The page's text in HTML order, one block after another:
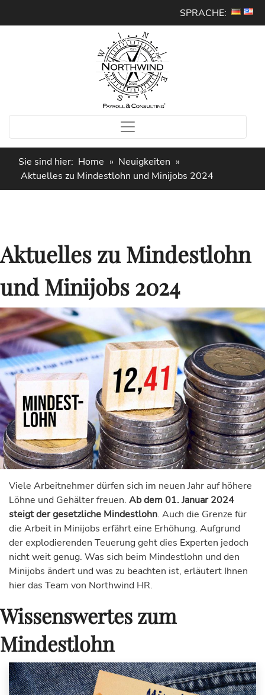
SPRACHE:
Sie sind hier: Home » Neuigkeiten »
Aktuelles zu Mindestlohn und Minijobs 2024
Aktuelles zu Mindestlohn
und Minijobs 2024
Viele Arbeitnehmer dürfen sich im neuen Jahr auf höhere
Löhne und Gehälter freuen. Ab dem 01. Januar 2024
steigt der gesetzliche Mindestlohn. Auch die Grenze für
die Arbeit in Minijobs erfährt eine Erhöhung. Aufgrund
der explodierenden Teuerung geht dies Experten jedoch
nicht weit genug. Was sich beim Mindestlohn und den
Minijobs ändert und was zu beachten ist, erläutert Ihnen
hier das Team von Northwind HR.
Wissenswertes zum
Mindestlohn